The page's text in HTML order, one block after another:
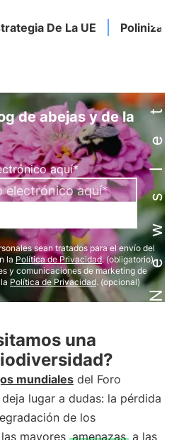
De La UE Newsletter
de abejas y de la
aquí*
sean tratados para el envío del
la Política de Privacidad. (obligatorio)
y comunicaciones de marketing de
Política de Privacidad. (opcional)
una
mundiales del Foro
lugar a dudas: la pérdida
de los
mayores amenazas a las